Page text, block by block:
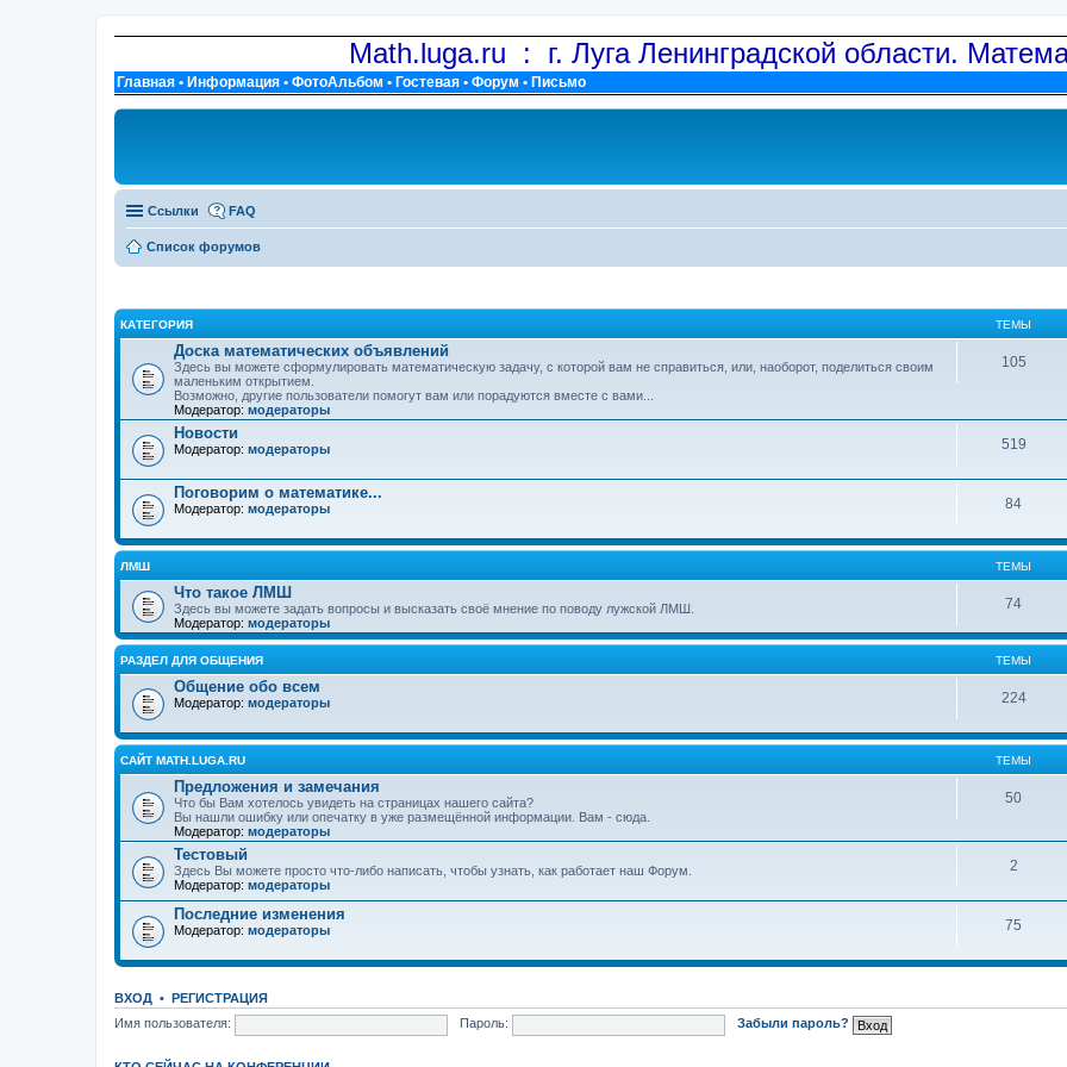
Math.luga.ru : г. Луга Ленинградской области.
Главная • Информация • ФотоАльбом • Гостевая • Форум • Письмо
Ссылки FAQ
Список форумов
КАТЕГОРИЯ ТЕМЫ
Доска математических объявлений
Здесь вы можете сформулировать математическую задачу, с которой вам не справиться, или, наоборот, поделиться своим
маленьким открытием.
Возможно, другие пользователи помогут вам или порадуются вместе с вами...
Модератор: модераторы
105
Новости
Модератор: модераторы 519
Поговорим о математике...
Модератор: модераторы 84
ЛМШ ТЕМЫ
Что такое ЛМШ
Здесь вы можете задать вопросы и высказать своё мнение по поводу лужской ЛМШ.
Модератор: модераторы
74
РАЗДЕЛ ДЛЯ ОБЩЕНИЯ ТЕМЫ
Общение обо всем
Модератор: модераторы 224
САЙТ MATH.LUGA.RU ТЕМЫ
Предложения и замечания
Что бы Вам хотелось увидеть на страницах нашего сайта?
Вы нашли ошибку или опечатку в уже размещённой информации. Вам - сюда.
Модератор: модераторы
50
Тестовый
Здесь Вы можете просто что-либо написать, чтобы узнать, как работает наш Форум.
Модератор: модераторы
2
Последние изменения
Модератор: модераторы 75
ВХОД • РЕГИСТРАЦИЯ
Имя пользователя:
Пароль: Забыли пароль?